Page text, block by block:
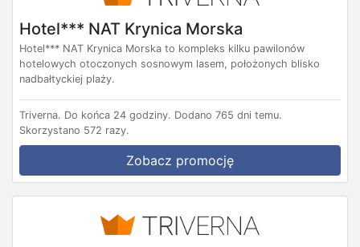
Hotel*** NAT Krynica Morska
Hotel*** NAT Krynica Morska to kompleks kilku pawilonów
hotelowych otoczonych sosnowym lasem, położonych blisko
nadbałtyckiej plaży.
Triverna. Do końca 24 godziny. Dodano 765 dni temu.
Skorzystano 572 razy.
Zobacz promocję